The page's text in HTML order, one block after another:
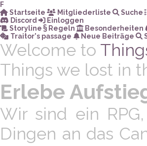
F
Startseite
Mitgliederliste Suche
Discord
Einloggen
Storyline
Regeln Besonderheiten
Traitor's passage
Neue Beiträge
Welcome to
Things we lost in
Erlebe
Wir sind ein
Dingen an das